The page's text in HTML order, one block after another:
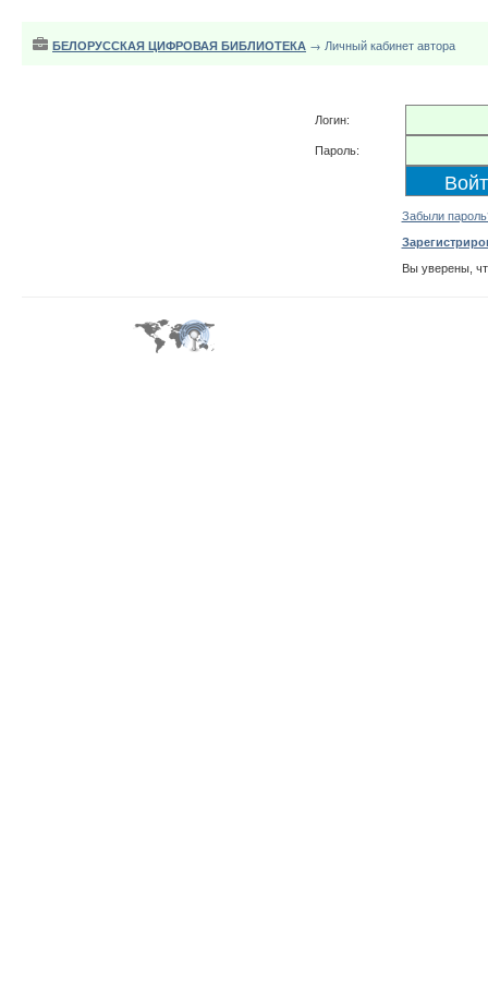
БЕЛОРУССКАЯ ЦИФРОВАЯ БИБЛИОТЕКА → Личный кабинет автора
Логин:
Пароль:
Забыли
Вы уверены,